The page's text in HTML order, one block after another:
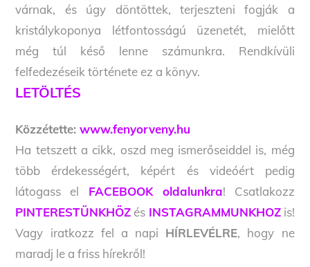
várnak, és úgy döntöttek, terjeszteni fogják a
kristálykoponya létfontosságú üzenetét, mielőtt
még túl késő lenne számunkra. Rendkívüli
felfedezéseik története ez a könyv.
LETÖLTÉS
Közzétette:www.fenyorveny.hu
Ha tetszett a cikk, oszd meg ismerőseiddel is, még
több érdekességért, képért és videóért pedig
látogass el FACEBOOK oldalunkra! Csatlakozz
PINTERESTÜNKHÖZ és INSTAGRAMMUNKHOZis!
Vagy iratkozz fel a napi HÍRLEVÉLRE, hogy ne
maradj le a friss hírekről!